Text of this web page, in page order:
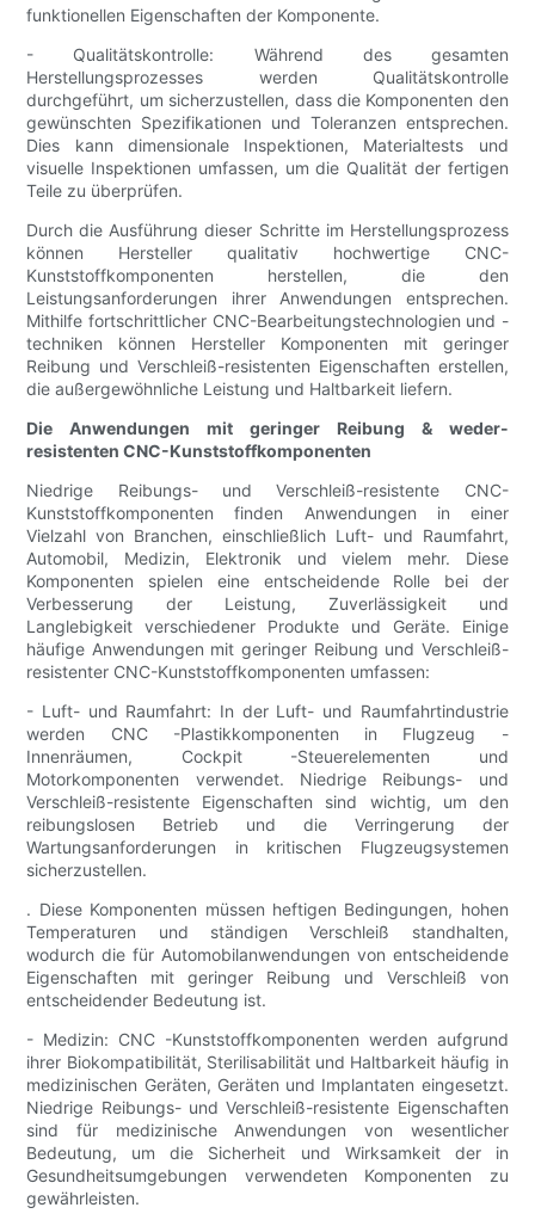
funktionellen Eigenschaften der Komponente.
- Qualitätskontrolle: Während des gesamten
Herstellungsprozesses werden Qualitätskontrolle
durchgeführt, um sicherzustellen, dass die Komponenten den
gewünschten Spezifikationen und Toleranzen entsprechen.
Dies kann dimensionale Inspektionen, Materialtests und
visuelle Inspektionen umfassen, um die Qualität der fertigen
Teile zu überprüfen.
Durch die Ausführung dieser Schritte im Herstellungsprozess
können Hersteller qualitativ hochwertige CNC-
Kunststoffkomponenten herstellen, die den
Leistungsanforderungen ihrer Anwendungen entsprechen.
Mithilfe fortschrittlicher CNC-Bearbeitungstechnologien und -
techniken können Hersteller Komponenten mit geringer
Reibung und Verschleiß-resistenten Eigenschaften erstellen,
die außergewöhnliche Leistung und Haltbarkeit liefern.
Die Anwendungen mit geringer Reibung & weder-
resistenten CNC-Kunststoffkomponenten
Niedrige Reibungs- und Verschleiß-resistente CNC-
Kunststoffkomponenten finden Anwendungen in einer
Vielzahl von Branchen, einschließlich Luft- und Raumfahrt,
Automobil, Medizin, Elektronik und vielem mehr. Diese
Komponenten spielen eine entscheidende Rolle bei der
Verbesserung der Leistung, Zuverlässigkeit und
Langlebigkeit verschiedener Produkte und Geräte. Einige
häufige Anwendungen mit geringer Reibung und Verschleiß-
resistenter CNC-Kunststoffkomponenten umfassen:
- Luft- und Raumfahrt: In der Luft- und Raumfahrtindustrie
werden CNC -Plastikkomponenten in Flugzeug -
Innenräumen, Cockpit -Steuerelementen und
Motorkomponenten verwendet. Niedrige Reibungs- und
Verschleiß-resistente Eigenschaften sind wichtig, um den
reibungslosen Betrieb und die Verringerung der
Wartungsanforderungen in kritischen Flugzeugsystemen
sicherzustellen.
. Diese Komponenten müssen heftigen Bedingungen, hohen
Temperaturen und ständigen Verschleiß standhalten,
wodurch die für Automobilanwendungen von entscheidende
Eigenschaften mit geringer Reibung und Verschleiß von
entscheidender Bedeutung ist.
- Medizin: CNC -Kunststoffkomponenten werden aufgrund
ihrer Biokompatibilität, Sterilisabilität und Haltbarkeit häufig in
medizinischen Geräten, Geräten und Implantaten eingesetzt.
Niedrige Reibungs- und Verschleiß-resistente Eigenschaften
sind für medizinische Anwendungen von wesentlicher
Bedeutung, um die Sicherheit und Wirksamkeit der in
Gesundheitsumgebungen verwendeten Komponenten zu
gewährleisten.